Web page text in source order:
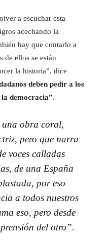
a escuchar esta
acechando la
hay que contarlo a
de ellos se están
la historia”, dice
deben pedir a los
democracia”.
una obra coral,
pero que narra
voces calladas
de una España
por eso
a todos nuestros
eso, pero desde
del otro”.